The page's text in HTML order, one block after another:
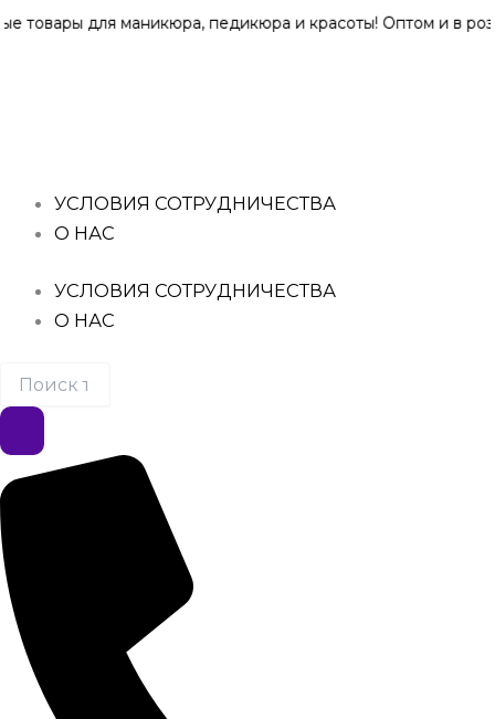
для маникюра, педикюра и красоты! Оптом и в розницу
Перейти
УСЛОВИЯ СОТРУДНИЧЕСТВА
О НАС
УСЛОВИЯ СОТРУДНИЧЕСТВА
О НАС
ПАР
В